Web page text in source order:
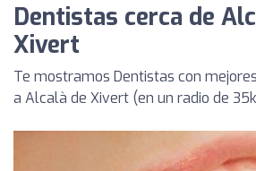
Dentistas cerca de
Xivert
Te mostramos Dentistas con
a Alcalà de Xivert (en un radio de